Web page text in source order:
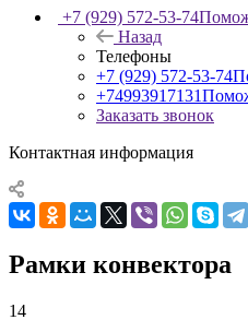
+7 (929) 572-53-74
Назад
Телефоны
+7 (929) 572-53-74
+74993917131
Заказать звонок
Контактная информация
Рамки конвектора
14